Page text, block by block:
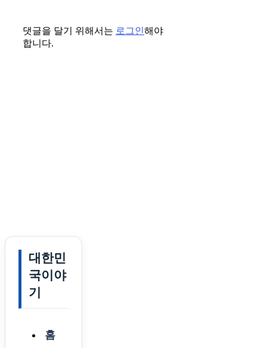
댓글을 달기 위해서는 로그인해야
합니다.
대한민
국이야
기
홈